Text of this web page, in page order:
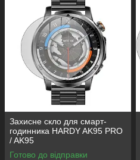
Захисне скло для смарт-
годинника HARDY AK95 PRO
/ AK95
Готово до відправки